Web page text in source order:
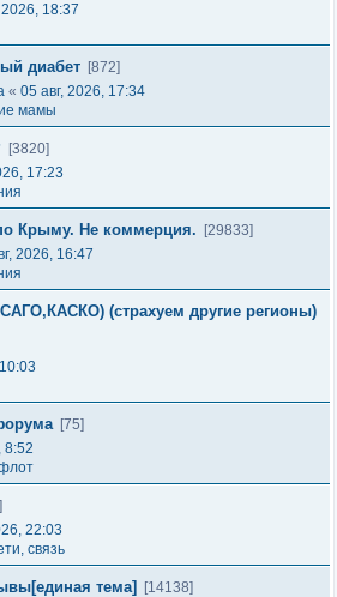
2026, 18:37
диабет [872]
« 05 авг, 2026, 17:34
мамы
[3820]
17:23
Крыму. Не коммерция.
[29833]
2026, 16:47
(страхуем другие регионы)
[75]
8:52
22:03
связь
тема]
[14138]